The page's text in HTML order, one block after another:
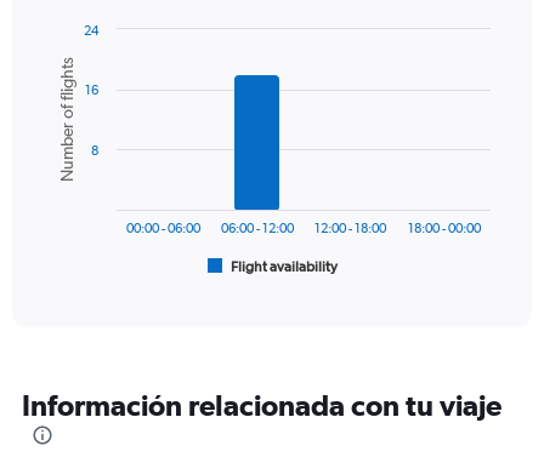
axis
displaying
values.
Range:
chart
with
bars.
The
categories.
The
Chart
graphic.
Number of flights
Flight availability
00:00 - 06:00 06:00 - 12:00 12:00 - 18:00 18:00 - 00:00
8
16
24
Información relacionada con tu viaje